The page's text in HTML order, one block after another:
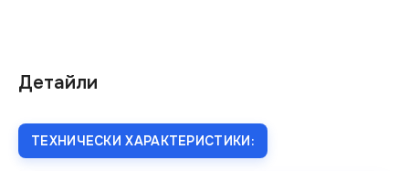
Детайли
ТЕХНИЧЕСКИ ХАРАКТЕРИСТИКИ: